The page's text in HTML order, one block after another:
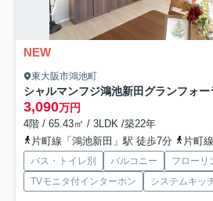
NEW
東大阪市鴻池町
シャルマンフジ鴻池新田グランフォー
3,090万円
4階 / 65.43㎡ / 3LDK /築22年
片町線「鴻池新田」駅 徒歩7分
片町
バス・トイレ別 バルコニー フローリ
TVモニタ付インターホン
システムキッ